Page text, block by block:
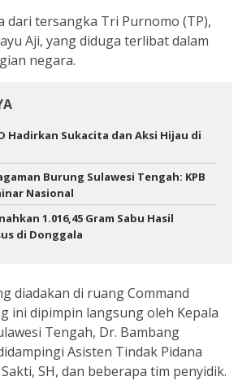
dari tersangka Tri Purnomo (TP),
Aji, yang diduga terlibat dalam
negara.
Hadirkan Sukacita dan Aksi Hijau di
Burung Sulawesi Tengah: KPB
Nasional
1.016,45 Gram Sabu Hasil
di Donggala
diadakan di ruang Command
ini dipimpin langsung oleh Kepala
Tengah, Dr. Bambang
Asisten Tindak Pidana
SH, dan beberapa tim penyidik.